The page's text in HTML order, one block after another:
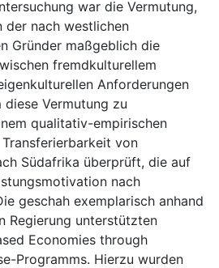
war die Vermutung,
der nach westlichen
Gründer maßgeblich die
fremdkulturellem
Anforderungen
Vermutung zu
qualitativ-empirischen
von
Südafrika überprüft, die auf
nach
geschah exemplarisch anhand
Regierung unterstützten
Economies through
Programms. Hierzu wurden